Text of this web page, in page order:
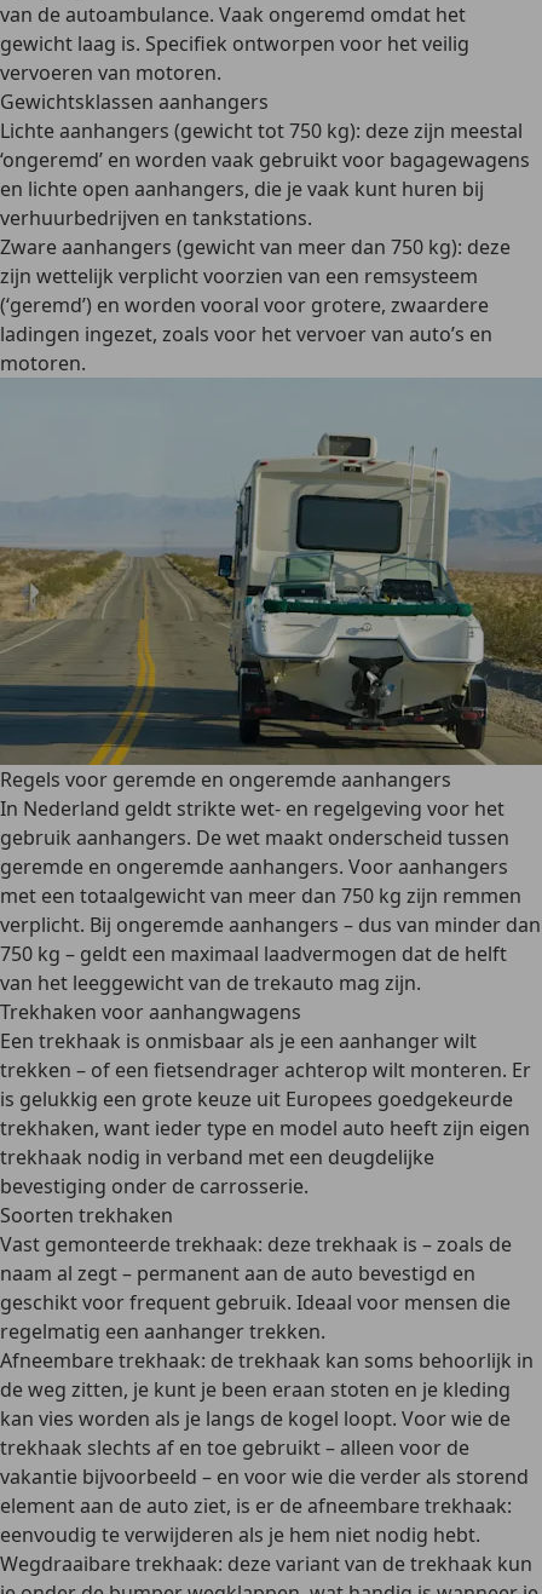
van de autoambulance. Vaak ongeremd omdat het
gewicht laag is. Specifiek ontworpen voor hetveilig
vervoeren van motoren.
Gewichtsklassen aanhangers
Lichte aanhangers (gewicht tot 750 kg): deze zijn meestal
‘ongeremd’ en worden vaak gebruikt voor bagagewagens
en lichte open aanhangers, die je vaak kunt huren bij
verhuurbedrijven en tankstations.
Zware aanhangers (gewicht van meer dan 750 kg): deze
zijn wettelijk verplicht voorzien van een remsysteem
(‘geremd’) en worden vooral voor grotere, zwaardere
ladingen ingezet, zoals voor het vervoer van auto’s en
motoren.
Regels voor geremde en ongeremde aanhangers
In Nederland geldt strikte wet- en regelgeving voor het
gebruik aanhangers. De wet maakt onderscheid tussen
geremde en ongeremde aanhangers. Voor aanhangers
met een totaalgewicht van meer dan 750 kg zijn remmen
verplicht. Bij ongeremde aanhangers – dus van minder dan
750 kg – geldt een maximaal laadvermogen dat de helft
van het leeggewicht van de trekauto mag zijn.
Trekhaken voor aanhangwagens
Een trekhaak is onmisbaar als je een aanhanger wilt
trekken – of een fietsendrager achterop wilt monteren. Er
is gelukkig een grote keuze uit Europees goedgekeurde
trekhaken, want ieder type en model auto heeft zijn eigen
trekhaak nodig in verband met een deugdelijke
bevestiging onder de carrosserie.
Soorten trekhaken
Vast gemonteerde trekhaak: deze trekhaak is – zoals de
naam al zegt – permanent aan de auto bevestigd en
geschikt voor frequent gebruik. Ideaal voor mensen die
regelmatig een aanhanger trekken.
Afneembare trekhaak: de trekhaak kan soms behoorlijk in
de weg zitten, je kunt je been eraan stoten en je kleding
kan vies worden als je langs de kogel loopt. Voor wie de
trekhaak slechts af en toe gebruikt– alleen voor de
vakantie bijvoorbeeld – en voor wie die verder als storend
element aan de auto ziet, is er de afneembare trekhaak:
eenvoudig te verwijderen als je hem niet nodig hebt.
Wegdraaibare trekhaak: deze variant van de trekhaak kun